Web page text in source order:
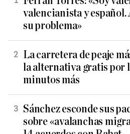
valencianista y español.
su problema»
La carretera de peaje
la alternativa gratis por
minutos más
Sánchez esconde sus
sobre «avalanchas